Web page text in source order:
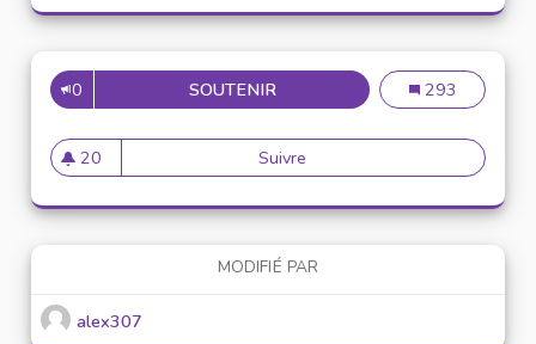
0 SOUTENIRMISE EN PLACE DEMise en place
293
20
20 abonnés
Suivre Mise en place de référents
MODIFIÉ PAR
alex307